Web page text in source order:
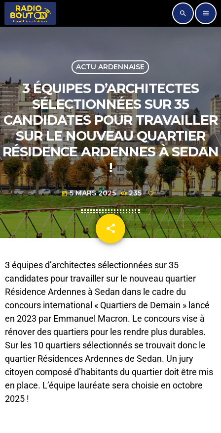
search menu
ACTU ARDENNAISE
3 ÉQUIPES D’ARCHITECTES
SÉLECTIONNÉES SUR 35
CANDIDATES POUR TRAVAILLER
SUR LE NOUVEAU QUARTIER
RÉSIDENCE ARDENNES À SEDAN
!
today 5 MARS 2025 235
share
email
3 équipes d’architectes sélectionnées sur 35
candidates pour travailler sur le nouveau quartier
Résidence Ardennes à Sedan dans le cadre du
concours international « Quartiers de Demain » lancé
en 2023 par Emmanuel Macron. Le concours vise à
rénover des quartiers pour les rendre plus durables.
Sur les 10 quartiers sélectionnés se trouvait donc le
quartier Résidences Ardennes de Sedan. Un jury
citoyen composé d’habitants du quartier doit être mis
en place. L’équipe lauréate sera choisie en octobre
2025 !